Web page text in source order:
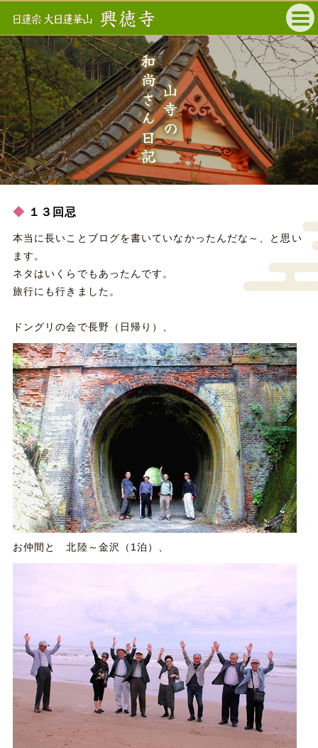
山寺の
和尚さん日記
１３回忌
本当に長いことブログを書いていなかったんだな～、と思い
ます。
ネタはいくらでもあったんです。
旅行にも行きました。
ドングリの会で長野（日帰り）、
お仲間と 北陸～金沢（1泊）、